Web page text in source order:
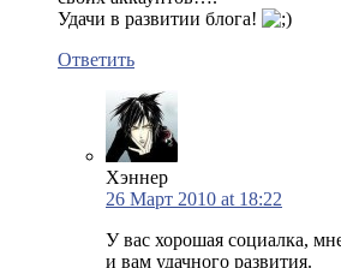
Удачи в развитии блога!
Ответить
Хэннер
26 Март 2010 at 18:22
У вас хорошая социалка,
и вам удачного развития.